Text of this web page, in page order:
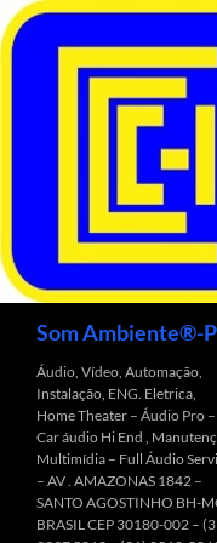
Saltar
para
Som Ambiente®-
Áudio, Vídeo, Automação,
Instalação, ENG. Eletrica,
Home Theater – Áudio Pro –
Car áudio Hi End ,
Multimídia – Full Áudio
– AV . AMAZONAS 1842 –
SANTO AGOSTINHO BH-
BRASIL CEP 30180-002 –